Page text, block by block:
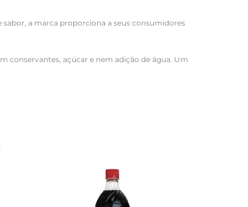
a marca proporciona a seus consumidores
conservantes, açúcar e nem adição de água. Um